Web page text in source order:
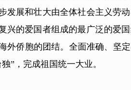
发展和壮大由全体社会主义劳
兴的爱国者组成的最广泛的爱
外侨胞的团结。全面准确、坚
”，完成祖国统一大业。